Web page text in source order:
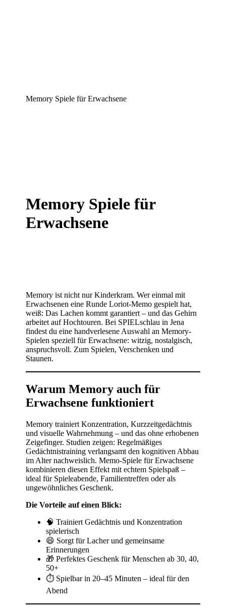
Memory Spiele für Erwachsene
Memory Spiele für
Erwachsene
Memory ist nicht nur Kinderkram. Wer einmal mit
Erwachsenen eine Runde Loriot-Memo gespielt hat,
weiß: Das Lachen kommt garantiert – und das Gehirn
arbeitet auf Hochtouren. Bei SPIELschlau in Jena
findest du eine handverlesene Auswahl an Memory-
Spielen speziell für Erwachsene: witzig, nostalgisch,
anspruchsvoll. Zum Spielen, Verschenken und
Staunen.
Warum Memory auch für
Erwachsene funktioniert
Memory trainiert Konzentration, Kurzzeitgedächtnis
und visuelle Wahrnehmung – und das ohne erhobenen
Zeigefinger. Studien zeigen: Regelmäßiges
Gedächtnistraining verlangsamt den kognitiven Abbau
im Alter nachweislich. Memo-Spiele für Erwachsene
kombinieren diesen Effekt mit echtem Spielspaß –
ideal für Spieleabende, Familientreffen oder als
ungewöhnliches Geschenk.
Die Vorteile auf einen Blick:
🧠 Trainiert Gedächtnis und Konzentration
spielerisch
😄 Sorgt für Lacher und gemeinsame
Erinnerungen
🎁 Perfektes Geschenk für Menschen ab 30, 40,
50+
⏱ Spielbar in 20–45 Minuten – ideal für den
Abend